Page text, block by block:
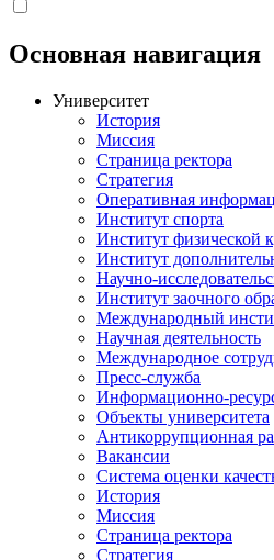
Основная навигация
Университет
История
Миссия
Страница ректора
Стратегия
Оперативная
Институт спорта
Институт физической
Институт
Научно-
Институт заочного
Международный
Научная деятельность
Международное
Пресс-служба
Информационно-
Объекты университета
Антикоррупционная
Вакансии
Система оценки
История
Миссия
Страница ректора
Стратегия